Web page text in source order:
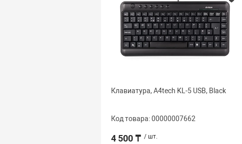
Клавиатура, A4tech KL-5 USB, Black
Код товара: 00000007662
4 500 ₸ / шт.